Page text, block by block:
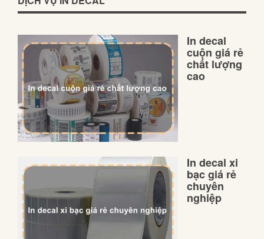
In decal
cuộn giá rẻ
chất lượng
cao
In decal xi
bạc giá rẻ
chuyên
nghiệp